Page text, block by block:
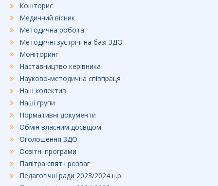
Кошторис
Медичний вісник
Методична робота
Методичні зустрічі на базі ЗДО
Моніторинг
Наставництво керівника
Науково-методична співпраця
Наш колектив
Наші групи
Нормативні документи
Обмін власним досвідом
Оголошення ЗДО
Освітні програми
Палітра свят і розваг
Педагогічні ради 2023/2024 н.р.